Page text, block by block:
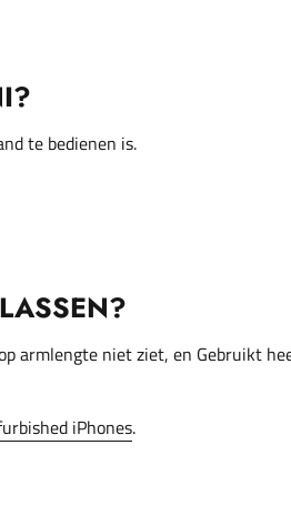
te bedienen is.
armlengte niet ziet, en Gebruikt
iPhones.